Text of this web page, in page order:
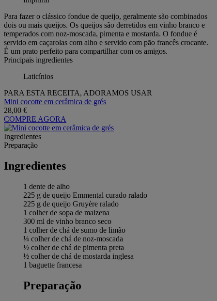
Para fazer o clássico fondue de queijo, geralmente são combinados
dois ou mais queijos. Os queijos são derretidos em vinho branco e
temperados com noz-moscada, pimenta e mostarda. O fondue é
servido em caçarolas com alho e servido com pão francês crocante.
É um prato perfeito para compartilhar com os amigos.
Principais ingredientes
Laticínios
PARA ESTA RECEITA, ADORAMOS USAR
Mini cocotte em cerâmica de grés
28,00 €
COMPRE AGORA
Ingredientes
Preparação
Ingredientes
1 dente de alho
225 g de queijo Emmental curado ralado
225 g de queijo Gruyère ralado
1 colher de sopa de maizena
300 ml de vinho branco seco
1 colher de chá de sumo de limão
¼ colher de chá de noz-moscada
½ colher de chá de pimenta preta
½ colher de chá de mostarda inglesa
1 baguette francesa
Preparação